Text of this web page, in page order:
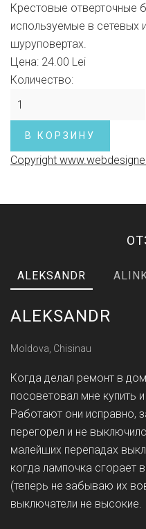
Крестовые отверточные
используемые в сетевых
шуруповертах.
Цена: 24.00 Lei
Количество:
Copyright
ALEKSANDR
ALEKSANDR
Moldova, Chisinau
Когда делал ремонт в
посоветовал мне купить
Работают они исправно,
перегорел и не
малейших перепадах
когда лампочка сгорает
(теперь не забываю их
выключатели не высокие.